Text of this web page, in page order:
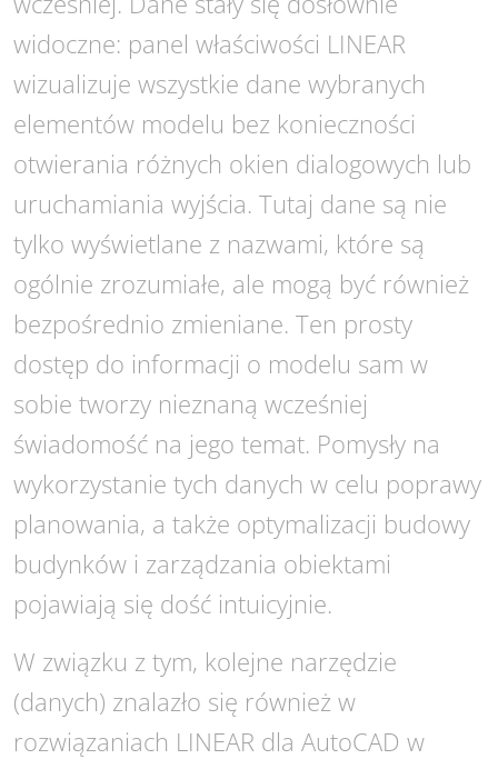
widoczne: panel właściwości LINEAR
wizualizuje wszystkie dane wybranych
elementów modelu bez konieczności
otwierania różnych okien dialogowych lub
uruchamiania wyjścia. Tutaj dane są nie
tylko wyświetlane z nazwami, które są
ogólnie zrozumiałe, ale mogą być również
bezpośrednio zmieniane. Ten prosty
dostęp do informacji o modelu sam w
sobie tworzy nieznaną wcześniej
świadomość na jego temat. Pomysły na
wykorzystanie tych danych w celu poprawy
planowania, a także optymalizacji budowy
budynków i zarządzania obiektami
pojawiają się dość intuicyjnie.
W związku z tym, kolejne narzędzie
(danych) znalazło się również w
rozwiązaniach LINEAR dla AutoCAD w